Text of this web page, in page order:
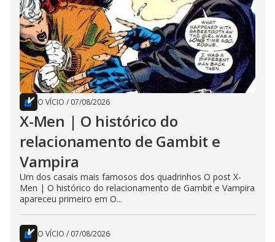
O VÍCIO / 07/08/2026
X-Men | O histórico do
relacionamento de Gambit e
Vampira
Um dos casais mais famosos dos quadrinhos O post X-
Men | O histórico do relacionamento de Gambit e Vampira
apareceu primeiro em O...
O VÍCIO / 07/08/2026